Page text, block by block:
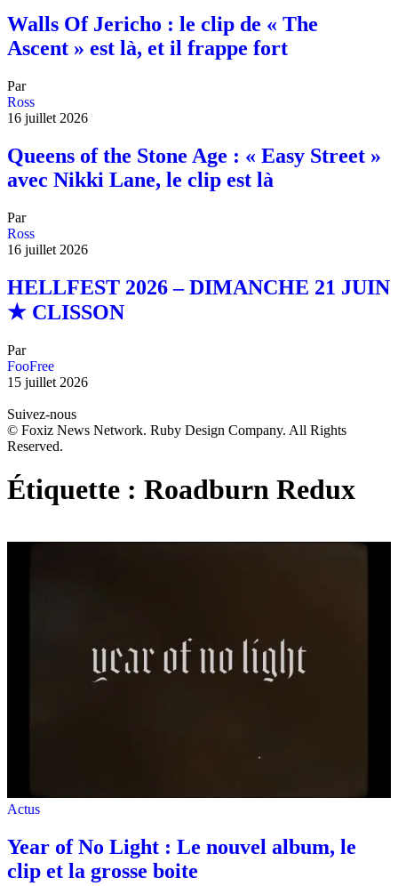
Walls Of Jericho : le clip de « The
Ascent » est là, et il frappe fort
Par
Ross
16 juillet 2026
Queens of the Stone Age : « Easy Street »
avec Nikki Lane, le clip est là
Par
Ross
16 juillet 2026
HELLFEST 2026 – DIMANCHE 21 JUIN
★ CLISSON
Par
FooFree
15 juillet 2026
Suivez-nous
© Foxiz News Network. Ruby Design Company. All Rights
Reserved.
Étiquette : Roadburn Redux
Actus
Year of No Light : Le nouvel album, le
clip et la grosse boite